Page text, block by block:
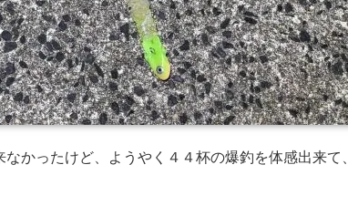
かったけど、ようやく４４杯の爆釣を体感出来て、